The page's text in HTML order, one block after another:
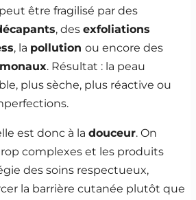
être fragilisé par des
, desexfoliations
, la pollutionou encore des
. Résultat : la peau
plus sèche, plus réactive ou
est donc à ladouceur. On
complexes et les produits
des soins respectueux,
la barrière cutanée plutôt que